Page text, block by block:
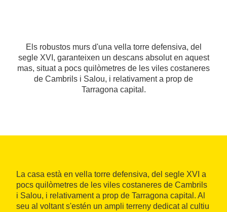
Els robustos murs d'una vella torre defensiva, del
segle XVI, garanteixen un descans absolut en aquest
mas, situat a pocs quilòmetres de les viles costaneres
de Cambrils i Salou, i relativament a prop de
Tarragona capital.
La casa està en vella torre defensiva, del segle XVI a
pocs quilòmetres de les viles costaneres de Cambrils
i Salou, i relativament a prop de Tarragona capital. Al
seu al voltant s'estén un ampli terreny dedicat al cultiu